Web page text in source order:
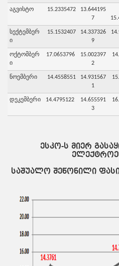
აგვისტო 15.2335472
13.644195
7
სექტემბერ
ი
15.1532407
14.337326
9
ოქტომბერ
ი
17.0653796
15.002397
2
ნოემბერი 14.4558551
14.931567
1
დეკემბერი 14.4795122
14.655591
3
ესკო-ს მიერ
საშუალო შეწონილი